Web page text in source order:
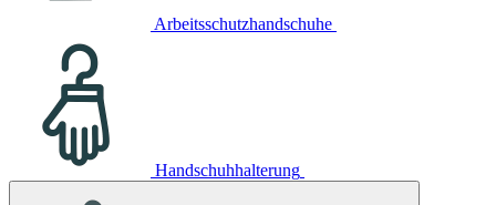
Arbeitsschutzhandschuhe
Handschuhhalterung